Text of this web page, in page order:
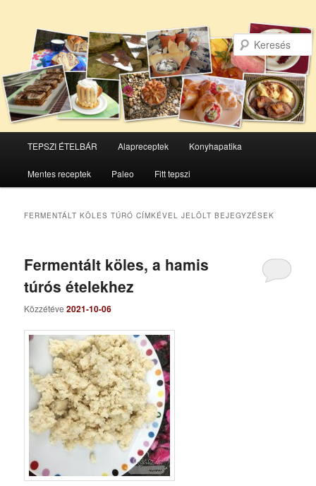
Tovább
az
elsődleges
Tovább
a
másodlagos
TEPSZI ÉTELBÁR Alapreceptek Konyhapatika
Mentes receptek Paleo Fitt tepszi
FERMENTÁLT KÖLES TÚRÓ CÍMKÉVEL JELÖLT BEJEGYZÉSEK
Fermentált köles, a hamis
túrós ételekhez
Közzétéve2021-10-06